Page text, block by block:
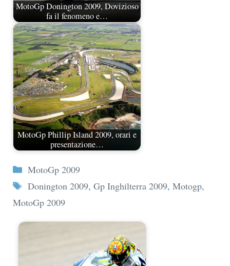
MotoGp Donington 2009, Dovizioso
fa il fenomeno e…
MotoGp Phillip Island 2009, orari e
presentazione…
Categorie
MotoGp 2009
Tag
Donington 2009, Gp Inghilterra 2009, Motogp,
MotoGp 2009